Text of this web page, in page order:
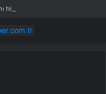
hizmete açılıyor